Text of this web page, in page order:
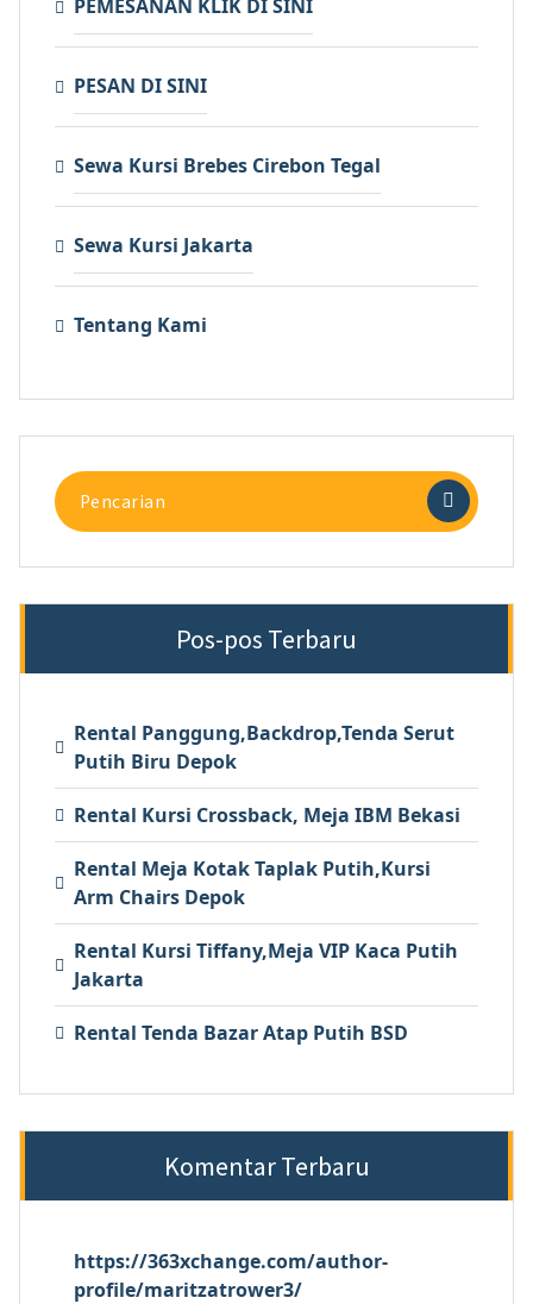
PEMESANAN KLIK DI SINI
PESAN DI SINI
Sewa Kursi Brebes Cirebon Tegal
Sewa Kursi Jakarta
Tentang Kami
Pencarian
untuk:
Pos-pos Terbaru
Rental Panggung,Backdrop,Tenda Serut
Putih Biru Depok
Rental Kursi Crossback, Meja IBM Bekasi
Rental Meja Kotak Taplak Putih,Kursi
Arm Chairs Depok
Rental Kursi Tiffany,Meja VIP Kaca Putih
Jakarta
Rental Tenda Bazar Atap Putih BSD
Komentar Terbaru
https://363xchange.com/author-
profile/maritzatrower3/